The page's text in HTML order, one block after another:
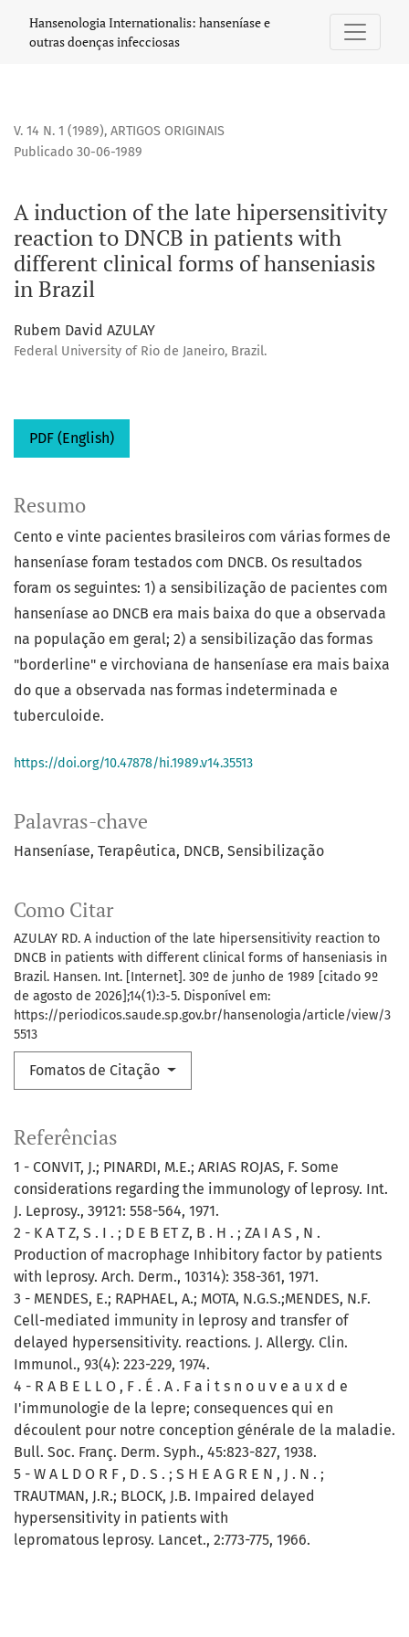
A induction of the late hipersensitivity reaction to DNCB
Hansenologia Internationalis: hanseníase e
outras doenças infecciosas
V. 14 N. 1 (1989), ARTIGOS ORIGINAIS
A induction of the late hipersensitivity
reaction to DNCB in patients with
different clinical forms of hanseniasis
in Brazil
Publicado 30-06-1989
Rubem David AZULAY
Federal University of Rio de Janeiro, Brazil.
PDF (English)
Palavras-chave
Hanseníase Terapêutica DNCB Sensibilização
Como Citar
AZULAY RD. A induction of the late hipersensitivity reaction to
DNCB in patients with different clinical forms of hanseniasis in
Brazil. Hansen. Int. [Internet]. 30º de junho de 1989 [citado 9º
de agosto de 2026];14(1):3-5. Disponível em:
https://periodicos.saude.sp.gov.br/hansenologia/article/view/3
5513
Fomatos de Citação
Resumo
Cento e vinte pacientes brasileiros com várias formes de
hanseníase foram testados com DNCB. Os resultados
foram os seguintes: 1) a sensibilização de pacientes com
hanseníase ao DNCB era mais baixa do que a observada
na população em geral; 2) a sensibilização das formas
"borderline" e virchoviana de hanseníase era mais baixa
do que a observada nas formas indeterminada e
tuberculoide.
https://doi.org/10.47878/hi.1989.v14.35513
Referências
1 - CONVIT, J.; PINARDI, M.E.; ARIAS ROJAS, F. Some
considerations regarding the immunology of leprosy. Int.
J. Leprosy., 39121: 558-564, 1971.
2 - K A T Z, S . I . ; D E B ET Z, B . H . ; ZA I A S , N .
Production of macrophage Inhibitory factor by patients
with leprosy. Arch. Derm., 10314): 358-361, 1971.
3 - MENDES, E.; RAPHAEL, A.; MOTA, N.G.S.;MENDES, N.F.
Cell-mediated immunity in leprosy and transfer of
delayed hypersensitivity. reactions. J. Allergy. Clin.
Immunol., 93(4): 223-229, 1974.
4 - R A B E L L O , F . É . A . F a i t s n o u v e a u x d e
I'immunologie de la lepre; consequences qui en
découlent pour notre conception générale de la maladie.
Bull. Soc. Franç. Derm. Syph., 45:823-827, 1938.
5 - W A L D O R F , D . S . ; S H E A G R E N , J . N . ;
TRAUTMAN, J.R.; BLOCK, J.B. Impaired delayed
hypersensitivity in patients with
lepromatous leprosy. Lancet., 2:773-775, 1966.